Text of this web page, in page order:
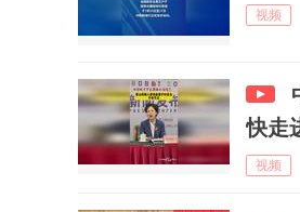
视频
快走
视频